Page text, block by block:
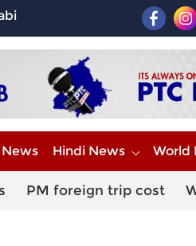
News Hindi News World
PM foreign trip cost